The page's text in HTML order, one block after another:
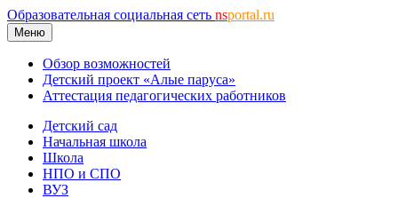
Образовательная социальная сеть nsportal.ru
Меню
Обзор возможностей
Детский проект «Алые паруса»
Аттестация педагогических работников
Детский сад
Начальная школа
Школа
НПО и СПО
ВУЗ